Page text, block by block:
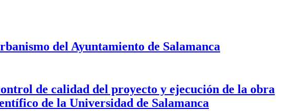
del Ayuntamiento de Salamanca
de calidad del proyecto y ejecución de la obra
de la Universidad de Salamanca